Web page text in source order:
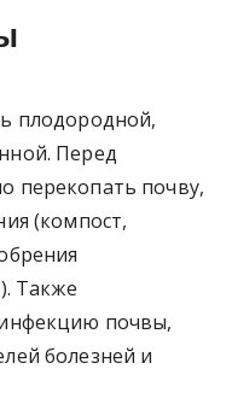
плодородной,
Перед
перекопать почву,
(компост,
Также
почвы,
болезней и